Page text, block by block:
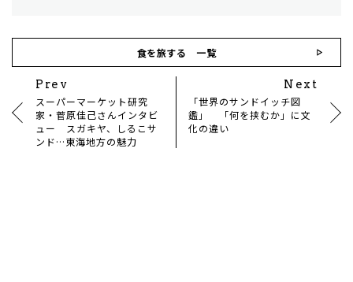
食を旅する 一覧
Prev
スーパーマーケット研究
家・菅原佳己さんインタビ
ュー スガキヤ、しるこサ
ンド…東海地方の魅力
Next
「世界のサンドイッチ図
鑑」 「何を挟むか」に文
化の違い